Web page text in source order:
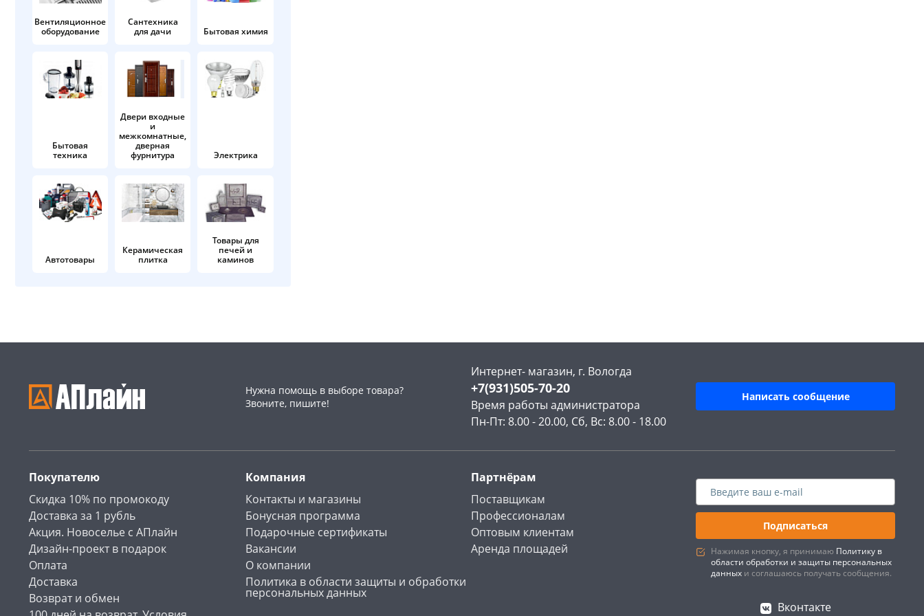
Вентиляционное
оборудование
Сантехника
для дачи
Бытовая химия
Бытовая
техника
Двери входные
и
межкомнатные,
дверная
фурнитура
Электрика
Автотовары
Керамическая
плитка
Товары для
печей и
каминов
Нужна помощь в выборе товара?
Звоните, пишите!
Интернет- магазин, г. Вологда
+7(931)505-70-20
Время работы администратора
Пн-Пт: 8.00 - 20.00, Сб, Вс: 8.00 - 18.00
Написать сообщение
Покупателю
Скидка 10% по промокоду
Доставка за 1 рубль
Акция. Новоселье с АПлайн
Дизайн-проект в подарок
Оплата
Доставка
Возврат и обмен
Компания
Контакты и магазины
Бонусная программа
Подарочные сертификаты
Вакансии
О компании
Политика в области защиты и обработки
персональных данных
Партнёрам
Поставщикам
Профессионалам
Оптовым клиентам
Аренда площадей
Подписаться
Нажимая кнопку, я принимаю Политику в
области обработки и защиты персональных
данных и соглашаюсь получать сообщения.
Вконтакте
раз в 2 недели